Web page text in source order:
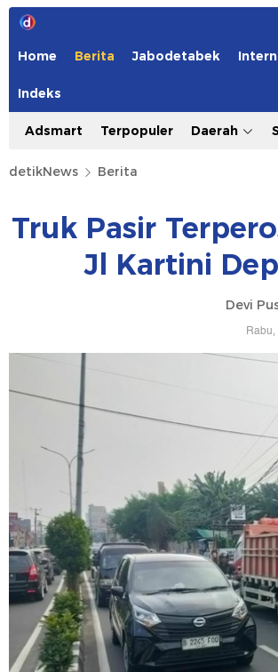
Home Berita Jabodetabek
Indeks
Adsmart Terpopuler Daerah
detikNews Berita
Truk Pasir
Jl Kartini
Devi